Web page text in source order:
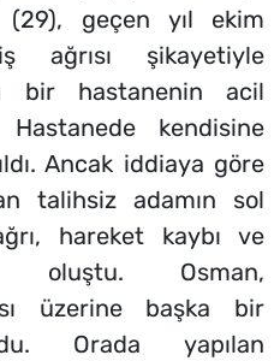
(29), geçen yıl ekim
ağrısı şikayetiyle
bir hastanenin acil
kendisine
Ancak iddiaya göre
talihsiz adamın sol
hareket kaybı ve
oluştu. Osman,
üzerine başka bir
Orada yapılan